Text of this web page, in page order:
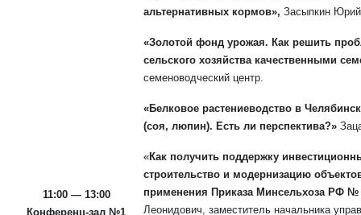
11:00 — 13:00
Конференц-зал №1
альтернативных кормов», Засыпкин
«Золотой фонд урожая. Как решить
сельского хозяйства качественными
семеноводческий центр.
«Белковое растениеводство в
(соя, люпин). Есть ли перспектива?»
«Как получить поддержку
строительство и модернизацию
применения Приказа Минсельхоза РФ №
Леонидович, заместитель начальника